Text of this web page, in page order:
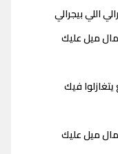
اللي بيجرالي
مال ميل عليك
فيك
مال ميل عليك